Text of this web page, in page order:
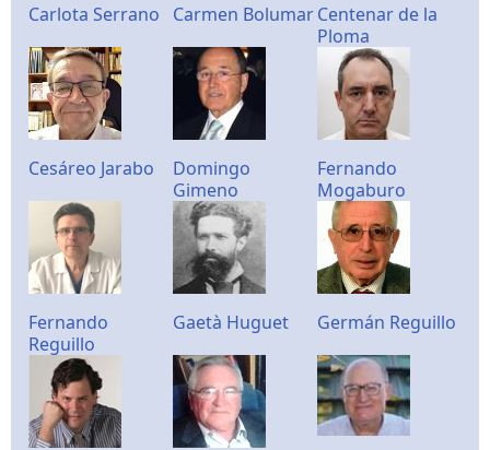
Carlota Serrano Carmen BolumarCentenar de la
Ploma
Cesáreo Jarabo
Domingo
Gimeno
Fernando
Mogaburo
Fernando
Reguillo
Gaetà Huguet Germán Reguillo